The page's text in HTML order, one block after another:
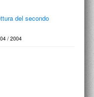
del secondo
/ 2004